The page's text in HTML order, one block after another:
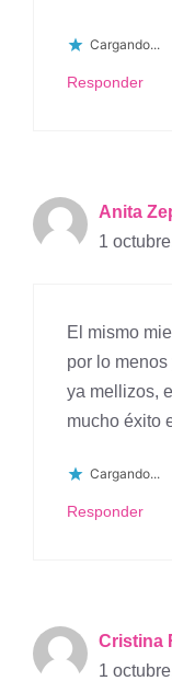
Cargando...
Responder
Anita
1
El mismo
por lo
ya mellizos,
mucho éxito
Cargando...
Responder
Cristina
1